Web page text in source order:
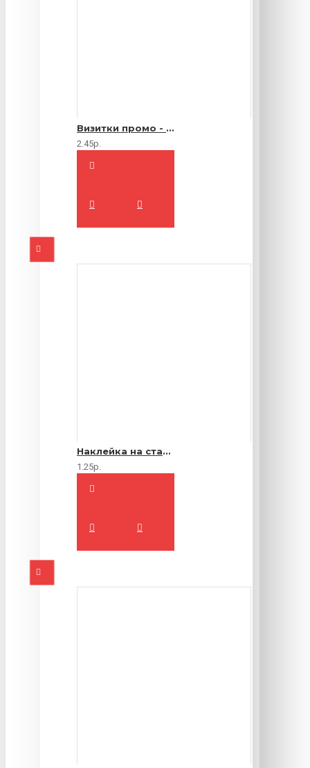
Визитки промо - 1000 шт.
2.45р.
Наклейка на стакан
1.25р.